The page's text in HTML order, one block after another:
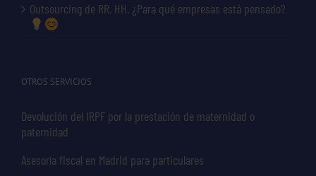
Outsourcing de RR. HH. ¿Para qué empresas está pensado?
OTROS SERVICIOS
Devolución del IRPF por la prestación de maternidad o
paternidad
Asesoría fiscal en Madrid para particulares